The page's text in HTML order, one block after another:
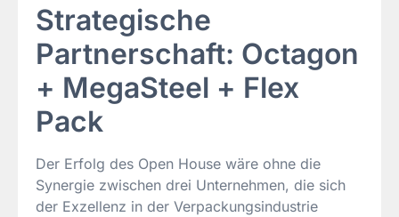
Strategische
Partnerschaft: Octagon
+ MegaSteel + Flex
Pack
Der Erfolg des Open House wäre ohne die
Synergie zwischen drei Unternehmen, die sich
der Exzellenz in der Verpackungsindustrie